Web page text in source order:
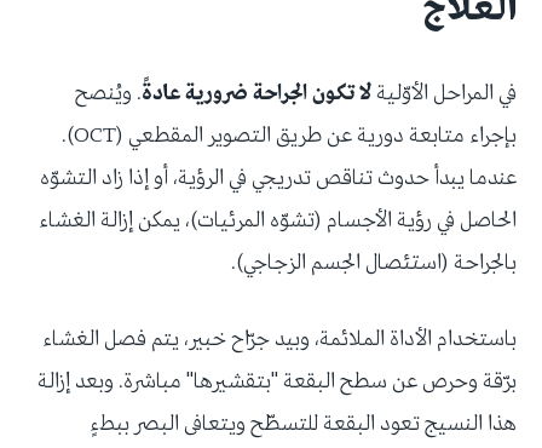
العلاج
في المراحل الأوّليةلا تكون الجراحة ضرورية عادةً. ويُنصح
بإجراء متابعة دورية عن طريق التصوير المقطعي (OCT).
عندما يبدأ حدوث تناقص تدريجي في الرؤية، أو إذا زاد التشوّه
الحاصل في رؤية الأجسام (تشوّه المرئيات)، يمكن إزالة الغشاء
بالجراحة (استئصال الجسم الزجاجي).
باستخدام الأداة الملائمة، وبيد جرّاح خبير، يتم فصل الغشاء
برّقة وحرص عن سطح البقعة "بتقشيرها" مباشرة. وبعد إزالة
هذا النسيج تعود البقعة للتسطّح ويتعافى البصر ببطءٍ